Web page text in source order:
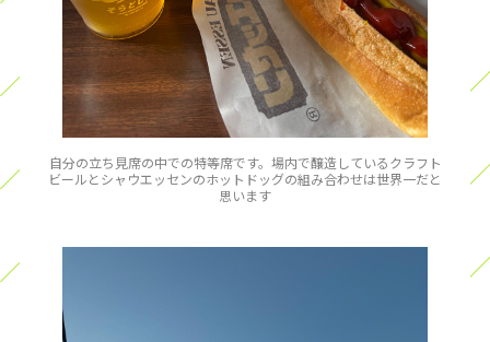
自分の立ち見席の中での特等席です。場内で醸造しているクラフト
ビールとシャウエッセンのホットドッグの組み合わせは世界一だと
思います